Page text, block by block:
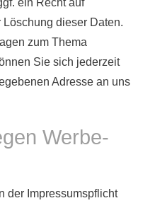
dieser Daten.
zum Thema
Sie sich jederzeit
Adresse an uns
Werbe-
der Impressumspflicht